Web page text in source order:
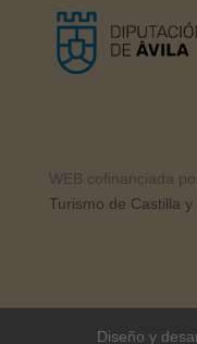
WEB cofinanciada
Turismo de Castilla y
Diseño y